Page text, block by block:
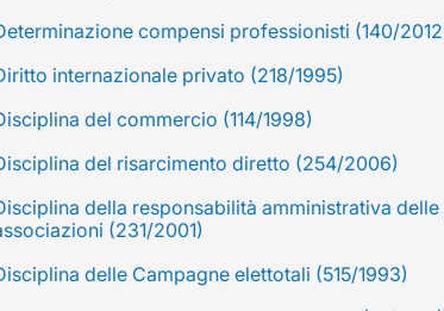
compensi professionisti (140/
internazionale privato (218/1995)
del commercio (114/1998)
del risarcimento diretto (254/2006)
della responsabilità amministrativa
(231/2001)
delle Campagne elettotali (515/1993)